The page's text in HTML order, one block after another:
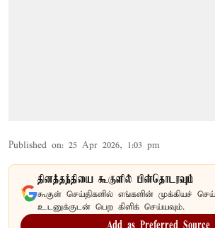
Published on: 25 Apr 2026, 1:03 pm
தினத்தந்தியை கூகுளில் பின்தொடரவும்
கூகுள் செய்திகளில் எங்களின் முக்கியச்
உடனுக்குடன் பெற கிளிக் செய்யவும்.
Add as Preferred Source